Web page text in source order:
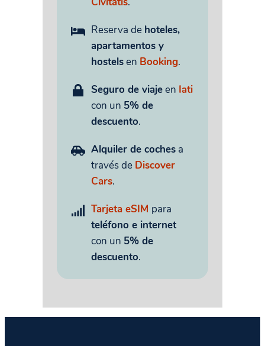
Reserva de hoteles,
apartamentos y
hostelsen Booking.
Seguro de viajeen Iati
con un 5% de
descuento.
Alquiler de coches a
través de Discover
Cars.
Tarjeta eSIM para
teléfono e internet
con un 5% de
descuento.